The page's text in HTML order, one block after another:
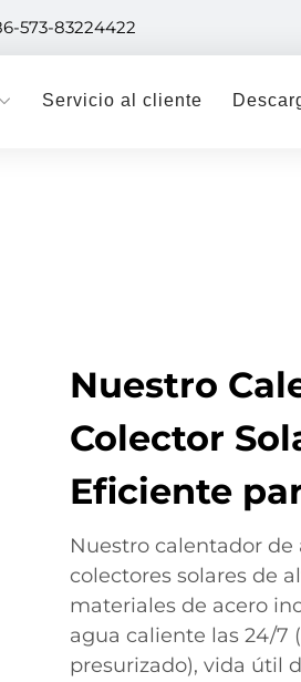
573-83224422
Servicio al cliente
Nuestro
Colector
Eficiente
Nuestro calentador
colectores solares de
materiales de acero
agua caliente las 24/7
presurizado), vida útil